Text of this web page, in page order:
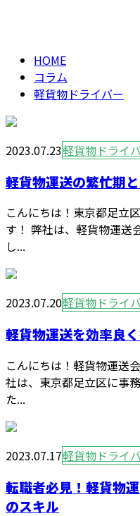
HOME
コラム
軽貨物ドライバー
2023.07.23軽貨物ドライ
軽貨物運送の繁忙期
こんにちは！東京都足立
す！ 弊社は、軽貨物運送
し...
2023.07.20軽貨物ドライ
軽貨物運送を効率良
こんにちは！軽貨物運送
社は、東京都足立区に事
た...
2023.07.17軽貨物ドライ
転職者必見！軽貨物
のスキル